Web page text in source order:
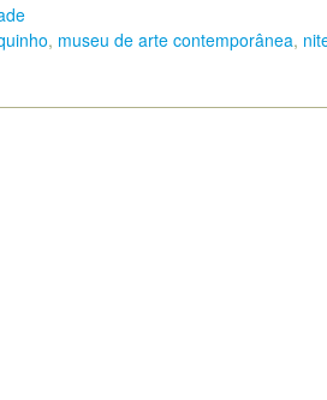
, museu de arte contemporânea,